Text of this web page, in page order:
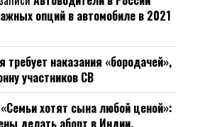
опций в автомобиле в 2021
требует наказания «бородачей»,
участников СВ
«Семьи хотят сына любой ценой»:
делать аборт в Индии.